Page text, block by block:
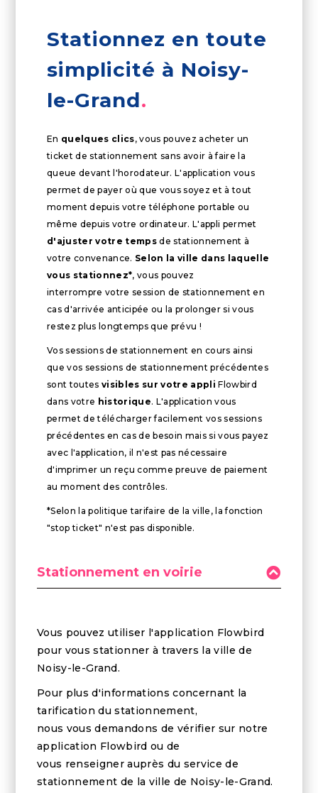
Stationnez en toute
simplicité à Noisy-
le-Grand
En quelques clics, vous pouvez acheter un
ticket de stationnement sans avoir à faire la
queue devant l'horodateur. L'application vous
permet de payer où que vous soyez et à tout
moment depuis votre téléphone portable ou
même depuis votre ordinateur. L'appli permet
d'ajuster votre tempsde stationnement à
votre convenance. Selon la ville dans laquelle
vous stationnez*, vous pouvez
interrompre votre session de stationnement en
cas d'arrivée anticipée ou la prolonger si vous
restez plus longtemps que prévu !
Vos sessions de stationnement en cours ainsi
que vos sessions de stationnement précédentes
sont toutes visibles sur votre appli Flowbird
dans votre historique. L'application vous
permet de télécharger facilement vos sessions
précédentes en cas de besoin mais si vous payez
avec l'application, il n'est pas nécessaire
d'imprimer un reçu comme preuve de paiement
au moment des contrôles.
*Selon la politique tarifaire de la ville, la fonction
"stop ticket" n'est pas disponible.
Stationnement en voirie
Vous pouvez utiliser l'application Flowbird
pour vous stationner à travers la ville de
Noisy-le-Grand.
Pour plus d'informations concernant la
tarification du stationnement,
nous vous demandons de vérifier sur notre
application Flowbird ou de
vous renseigner auprès du service de
stationnement de la ville de Noisy-le-Grand.